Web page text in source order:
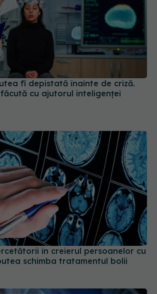
fi depistată înainte de criză.
cu ajutorul inteligenței
în creierul persoanelor cu
schimba tratamentul bolii